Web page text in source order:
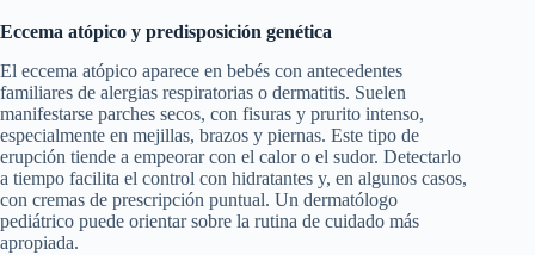
Eccema atópico y predisposición genética
El eccema atópico aparece en bebés con antecedentes
familiares de alergias respiratorias o dermatitis. Suelen
manifestarse parches secos, con fisuras y prurito intenso,
especialmente en mejillas, brazos y piernas. Este tipo de
erupción tiende a empeorar con el calor o el sudor. Detectarlo
a tiempo facilita el control con hidratantes y, en algunos casos,
con cremas de prescripción puntual. Un dermatólogo
pediátrico puede orientar sobre la rutina de cuidado más
apropiada.